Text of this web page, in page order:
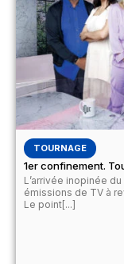
TOURNAGE
1er confinement.
L’arrivée inopinée
émissions de TV à
Le point[...]